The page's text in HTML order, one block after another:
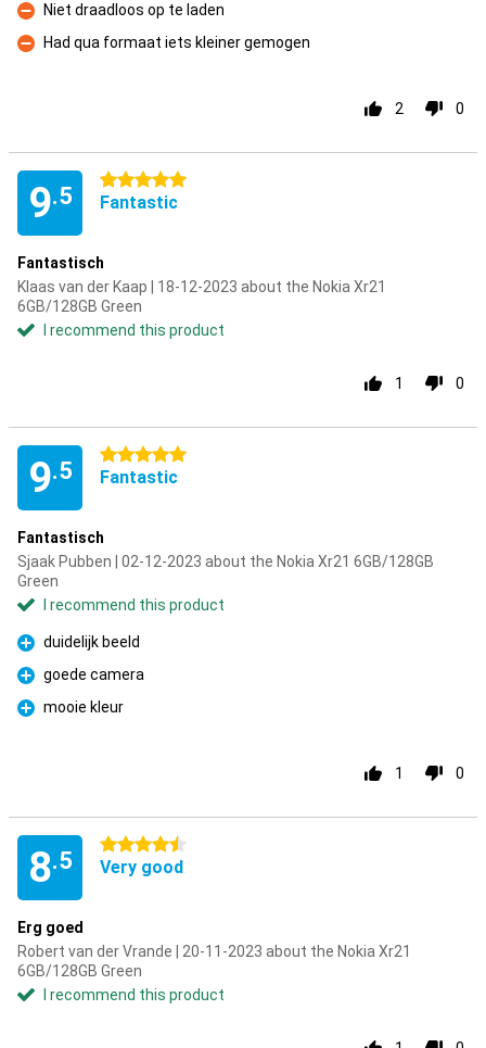
Con
Niet draadloos op te laden
Con
Had qua formaat iets kleiner gemogen
2 0
9.5
5 stars
Fantastic
Fantastisch
Klaas van der Kaap | 18-12-2023 about the Nokia Xr21
6GB/128GB Green
I recommend this product
1 0
9.5
5 stars
Fantastic
Fantastisch
Sjaak Pubben | 02-12-2023 about the Nokia Xr21 6GB/128GB
Green
I recommend this product
Pro
duidelijk beeld
Pro
goede camera
Pro
mooie kleur
1 0
8.5
4.5 stars
Very good
Erg goed
Robert van der Vrande | 20-11-2023 about the Nokia Xr21
6GB/128GB Green
I recommend this product